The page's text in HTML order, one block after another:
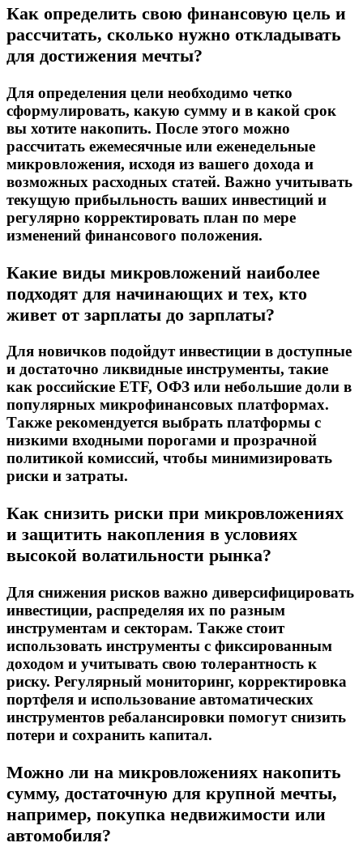
Как определить свою финансовую цель и
рассчитать, сколько нужно откладывать
для достижения мечты?
Для определения цели необходимо четко
сформулировать, какую сумму и в какой срок
вы хотите накопить. После этого можно
рассчитать ежемесячные или еженедельные
микровложения, исходя из вашего дохода и
возможных расходных статей. Важно учитывать
текущую прибыльность ваших инвестиций и
регулярно корректировать план по мере
изменений финансового положения.
Какие виды микровложений наиболее
подходят для начинающих и тех, кто
живет от зарплаты до зарплаты?
Для новичков подойдут инвестиции в доступные
и достаточно ликвидные инструменты, такие
как российские ETF, ОФЗ или небольшие доли в
популярных микрофинансовых платформах.
Также рекомендуется выбрать платформы с
низкими входными порогами и прозрачной
политикой комиссий, чтобы минимизировать
риски и затраты.
Как снизить риски при микровложениях
и защитить накопления в условиях
высокой волатильности рынка?
Для снижения рисков важно диверсифицировать
инвестиции, распределяя их по разным
инструментам и секторам. Также стоит
использовать инструменты с фиксированным
доходом и учитывать свою толерантность к
риску. Регулярный мониторинг, корректировка
портфеля и использование автоматических
инструментов ребалансировки помогут снизить
потери и сохранить капитал.
Можно ли на микровложениях накопить
сумму, достаточную для крупной мечты,
например, покупка недвижимости или
автомобиля?